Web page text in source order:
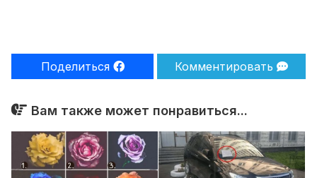
Поделиться Комментировать
Вам также может понравиться...